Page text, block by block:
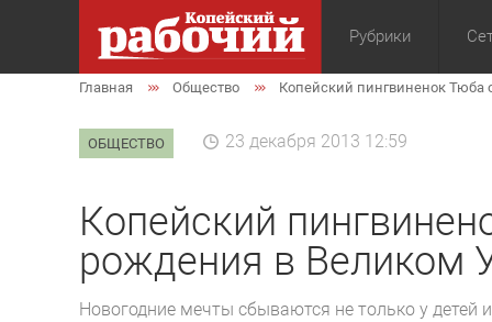
Рубрики
Общество
Главная Общество Копейский пингвиненок Тюба
ОБЩЕСТВО 23 декабря 2013 12:59
Копейский
рождения в Великом
Новогодние мечты сбываются не только у детей